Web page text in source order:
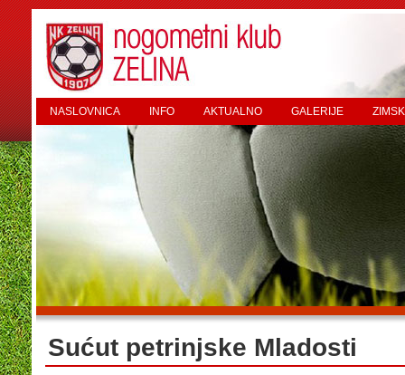
NASLOVNICA INFO AKTUALNO GALERIJE
Sućut petrinjske Mladosti